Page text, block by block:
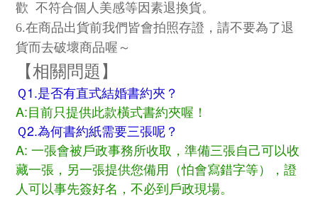
歡 不符合個人美感等因素退換貨。
6.在商品出貨前我們皆會拍照存證，請不要為了退
貨而去破壞商品喔～
【相關問題】
Ｑ1.是否有直式結婚書約夾？
A:目前只提供此款橫式書約夾喔！
Ｑ2.為何書約紙需要三張呢？
A: 一張會被戶政事務所收取，準備三張自己可以收
藏一張，另一張提供您備用（怕會寫錯字等），證
人可以事先簽好名，不必到戶政現場。